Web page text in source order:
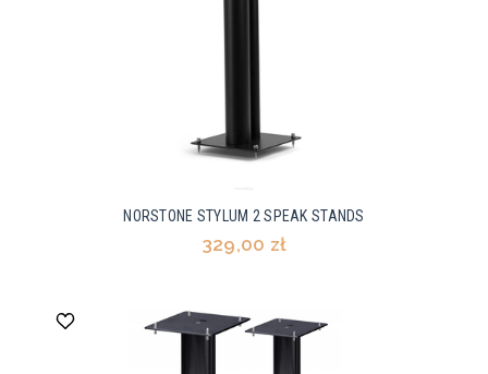
NORSTONE STYLUM 2 SPEAK STANDS
329,00 zł